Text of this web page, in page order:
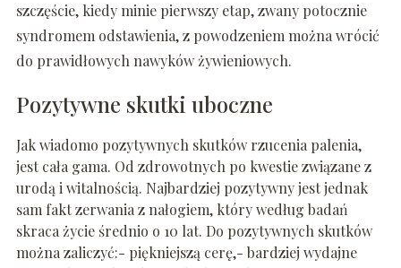
szczęście, kiedy minie pierwszy etap, zwany potocznie
syndromem odstawienia, z powodzeniem można wrócić
do prawidłowych nawyków żywieniowych.
Pozytywne skutki uboczne
Jak wiadomo pozytywnych skutków rzucenia palenia,
jest cała gama. Od zdrowotnych po kwestie związane z
urodą i witalnością. Najbardziej pozytywny jest jednak
sam fakt zerwania z nałogiem, który według badań
skraca życie średnio o 10 lat. Do pozytywnych skutków
można zaliczyć:- piękniejszą cerę,- bardziej wydajne